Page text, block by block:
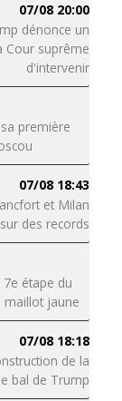
07/08 20:00
dénonce un
Cour suprême
d'intervenir
première
07/08 18:43
et Milan
des records
étape du
maillot jaune
07/08 18:18
de la
bal de Trump